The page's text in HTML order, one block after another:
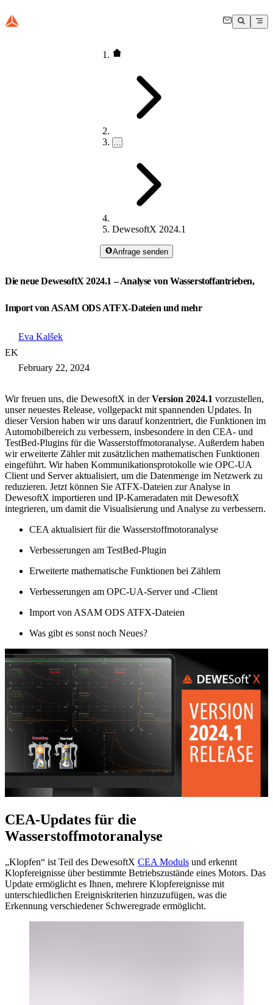
…
DewesoftX 2024.1
Anfrage senden
Die neue DewesoftX 2024.1 – Analyse von Wasserstoffantrieben,
Import von ASAM ODS ATFX-Dateien und mehr
EK
Eva Kalšek
February 22, 2024
Wir freuen uns, die DewesoftX in derVersion 2024.1 vorzustellen,
unser neuestes Release, vollgepackt mit spannenden Updates. In
dieser Version haben wir uns darauf konzentriert, die Funktionen im
Automobilbereich zu verbessern, insbesondere in den CEA- und
TestBed-Plugins für die Wasserstoffmotoranalyse. Außerdem haben
wir erweiterte Zähler mit zusätzlichen mathematischen Funktionen
eingeführt. Wir haben Kommunikationsprotokolle wie OPC-UA
Client und Server aktualisiert, um die Datenmenge im Netzwerk zu
reduzieren. Jetzt können Sie ATFX-Dateien zur Analyse in
DewesoftX importieren und IP-Kameradaten mit DewesoftX
integrieren, um damit die Visualisierung und Analyse zu verbessern.
CEA aktualisiert für die Wasserstoffmotoranalyse
Verbesserungen am TestBed-Plugin
Erweiterte mathematische Funktionen bei Zählern
Verbesserungen am OPC-UA-Server und -Client
Import von ASAM ODS ATFX-Dateien
Was gibt es sonst noch Neues?
CEA-Updates für die
Wasserstoffmotoranalyse
„Klopfen“ ist Teil des DewesoftX CEA Moduls und erkennt
Klopfereignisse über bestimmte Betriebszustände eines Motors. Das
Update ermöglicht es Ihnen, mehrere Klopfereignisse mit
unterschiedlichen Ereigniskriterien hinzuzufügen, was die
Erkennung verschiedener Schweregrade ermöglicht.